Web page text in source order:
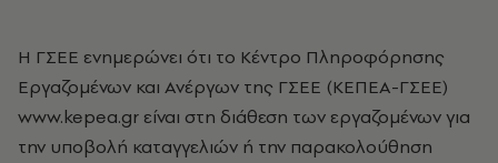
Η ΓΣΕΕ ενημερώνει ότι το Κέντρο Πληροφόρησης
Εργαζομένων και Ανέργων της ΓΣΕΕ (ΚΕΠΕΑ-ΓΣΕΕ)
www.kepea.gr είναι στη διάθεση των εργαζομένων για
την υποβολή καταγγελιών ή την παρακολούθηση